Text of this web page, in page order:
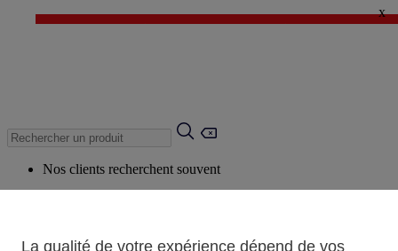
✨ LAST DAYS : Jusqu'à -60%* ✨
x
Nos clients recherchent souvent
La qualité de votre expérience dépend de vos